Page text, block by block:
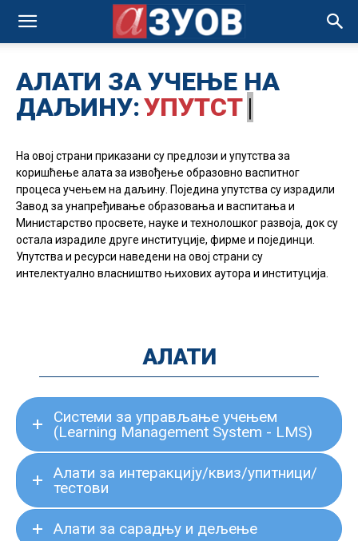
АЛАТИ ЗА УЧЕЊЕ НА
ДАЉИНУ:УПУТСТВА
На овој страни приказани су предлози и упутства за
коришћење алата за извођење образовно васпитног
процеса учењем на даљину. Поједина упутства су израдили
Завод за унапређивање образовања и васпитања и
Министарство просвете, науке и технолошког развоја, док су
остала израдиле друге институције, фирме и појединци.
Упутства и ресурси наведени на овој страни су
интелектуално власништво њихових аутора и институција.
АЛАТИ
Системи за управљање учењем
(Learning Management System - LMS)
Алати за интеракцију/квиз/упитници/
тестови
Алати за сарадњу и дељење